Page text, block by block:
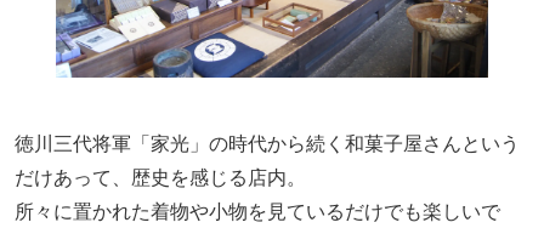
徳川三代将軍「家光」の時代から続く和菓子屋さんという
だけあって、歴史を感じる店内。
所々に置かれた着物や小物を見ているだけでも楽しいで